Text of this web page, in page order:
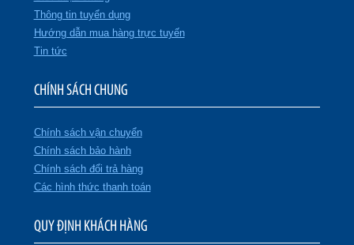
Thông tin tuyển dụng
Hướng dẫn mua hàng trực tuyến
Tin tức
CHÍNH SÁCH CHUNG
Chính sách vận chuyển
Chính sách bảo hành
Chính sách đổi trả hàng
Các hình thức thanh toán
QUY ĐỊNH KHÁCH HÀNG